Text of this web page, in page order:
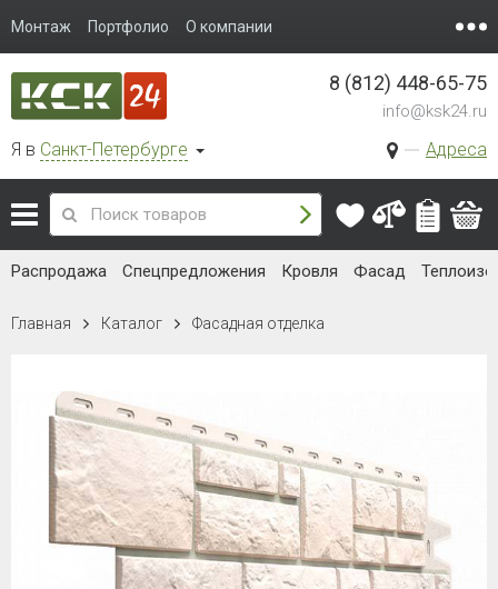
Монтаж Портфолио О компании
Я в Санкт-Петербурге Адреса
8 (812) 448-65-75
info@ksk24.ru
Распродажа Спецпредложения Кровля Фасад
Главная Каталог Фасадная отделка